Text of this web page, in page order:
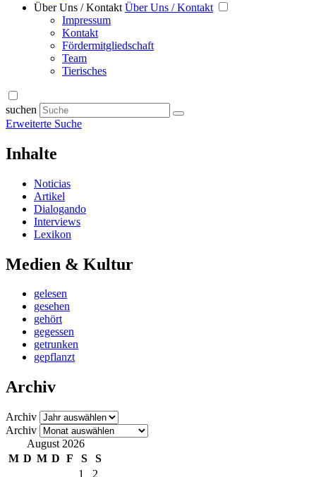
Über Uns / Kontakt Über Uns / Kontakt
Impressum
Kontakt
Fördermitgliedschaft
Team
Tierisches
suchen
Erweiterte Suche
Inhalte
Noticias
Artikel
Dialogando
Interviews
Lexikon
Medien & Kultur
gelesen
gesehen
gehört
gegessen
getrunken
gepflanzt
Archiv
Archiv
Archiv
August 2026
M D M D F S
S
1
2